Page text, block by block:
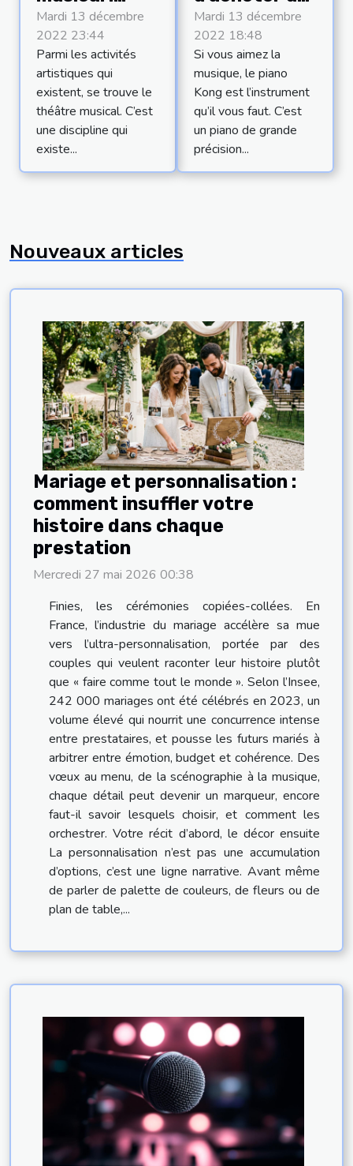
explications
et définition
Mardi 13 décembre
2022 23:44
Parmi les activités
artistiques qui
existent, se trouve le
théâtre musical. C’est
une discipline qui
existe...
piano Korg
Mardi 13 décembre
2022 18:48
Si vous aimez la
musique, le piano
Kong est l’instrument
qu’il vous faut. C’est
un piano de grande
précision...
Nouveaux articles
Mariage et personnalisation :
comment insuffler votre
histoire dans chaque
prestation
Mercredi 27 mai 2026 00:38
Finies, les cérémonies copiées-collées. En
France, l’industrie du mariage accélère sa mue
vers l’ultra-personnalisation, portée par des
couples qui veulent raconter leur histoire plutôt
que « faire comme tout le monde ». Selon l’Insee,
242 000 mariages ont été célébrés en 2023, un
volume élevé qui nourrit une concurrence intense
entre prestataires, et pousse les futurs mariés à
arbitrer entre émotion, budget et cohérence. Des
vœux au menu, de la scénographie à la musique,
chaque détail peut devenir un marqueur, encore
faut-il savoir lesquels choisir, et comment les
orchestrer. Votre récit d’abord, le décor ensuite
La personnalisation n’est pas une accumulation
d’options, c’est une ligne narrative. Avant même
de parler de palette de couleurs, de fleurs ou de
plan de table,...